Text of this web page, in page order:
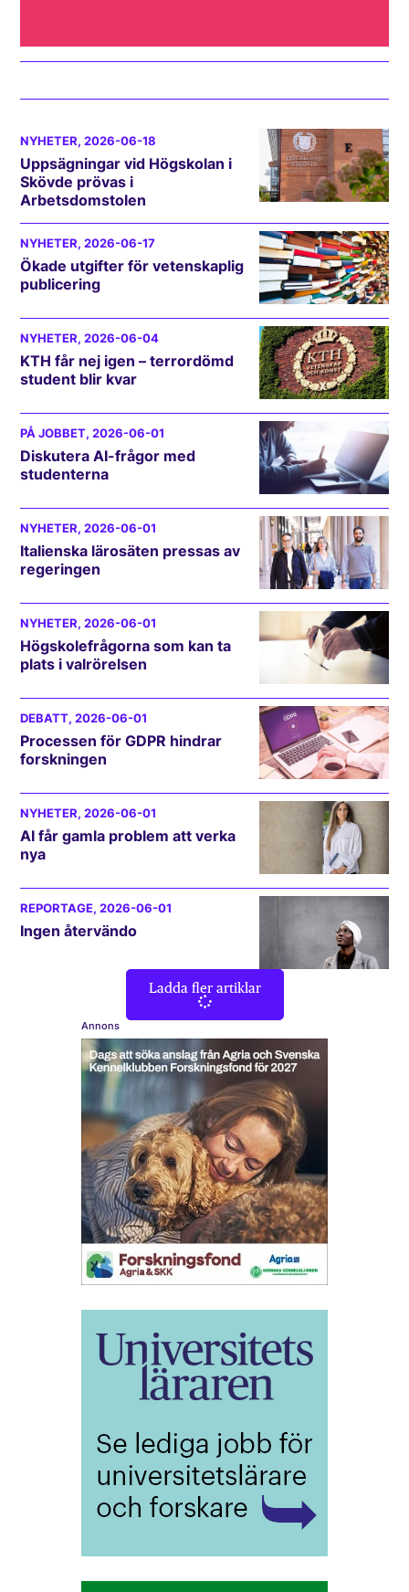
NYHETER, 2026-06-18
Uppsägningar vid Högskolan i
Skövde prövas i
Arbetsdomstolen
NYHETER, 2026-06-17
Ökade utgifter för vetenskaplig
publicering
NYHETER, 2026-06-04
KTH får nej igen – terrordömd
student blir kvar
PÅ JOBBET, 2026-06-01
Diskutera AI-frågor med
studenterna
NYHETER, 2026-06-01
Italienska lärosäten pressas av
regeringen
NYHETER, 2026-06-01
Högskolefrågorna som kan ta
plats i valrörelsen
DEBATT, 2026-06-01
Processen för GDPR hindrar
forskningen
NYHETER, 2026-06-01
AI får gamla problem att verka
nya
REPORTAGE, 2026-06-01
Ingen återvändo
Ladda fler artiklar
Annons